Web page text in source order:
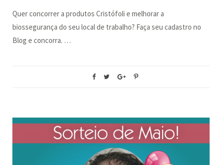
Quer concorrer a produtos Cristófoli e melhorar a
biossegurança do seu local de trabalho? Faça seu cadastro no
Blog e concorra. …